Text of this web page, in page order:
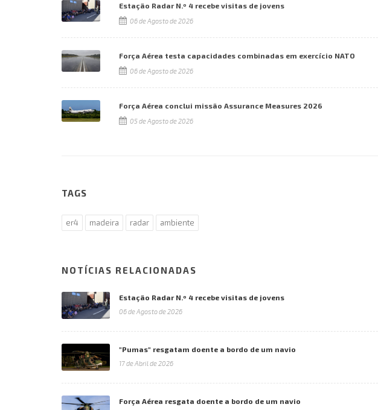
Estação Radar N.º 4 recebe visitas de jovens
06 de Agosto de 2026
Força Aérea testa capacidades combinadas em exercício NATO
06 de Agosto de 2026
Força Aérea conclui missão Assurance Measures 2026
05 de Agosto de 2026
TAGS
er4 madeira radar ambiente
NOTÍCIAS RELACIONADAS
Estação Radar N.º 4 recebe visitas de jovens
06 de Agosto de 2026
"Pumas" resgatam doente a bordo de um navio
17 de Abril de 2026
Força Aérea resgata doente a bordo de um navio